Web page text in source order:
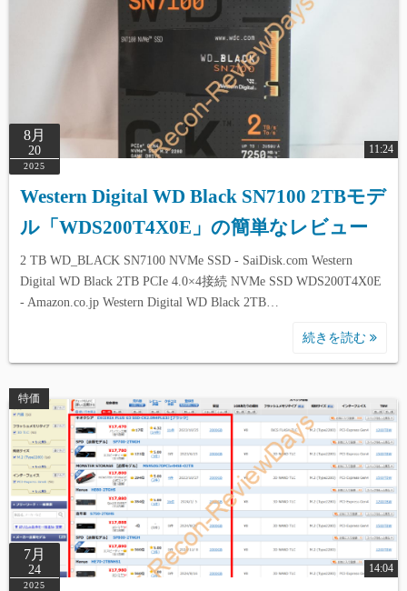
8月
20
2025
11:24
Western Digital WD Black SN7100 2TBモデ
ル「WDS200T4X0E」の簡単なレビュー
2 TB WD_BLACK SN7100 NVMe SSD - SaiDisk.com Western
Digital WD Black 2TB PCIe 4.0×4接続 NVMe SSD WDS200T4X0E
- Amazon.co.jp Western Digital WD Black 2TB…
続きを読む
特価
7月
24
2025
14:04